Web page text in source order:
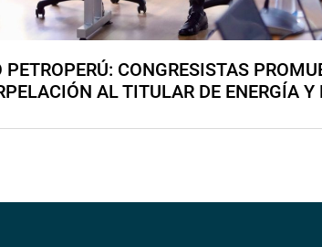
PETROPERÚ: CONGRESISTAS
AL TITULAR DE ENERGÍA